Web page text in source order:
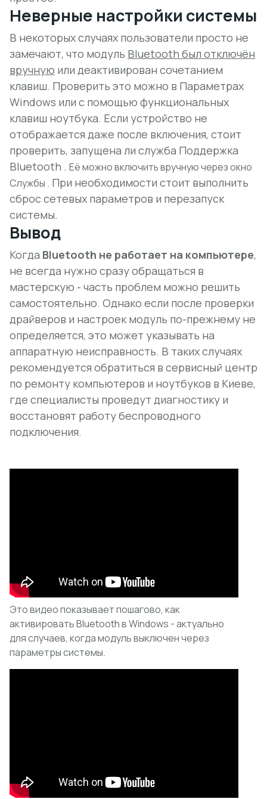
Неверные настройки системы
В некоторых случаях пользователи просто не
замечают, что модуль Bluetooth был отключён
вручную или деактивирован сочетанием
клавиш. Проверить это можно в Параметрах
Windows или с помощью функциональных
клавиш ноутбука. Если устройство не
отображается даже после включения, стоит
проверить, запущена ли служба Поддержка
Bluetooth . Её можно включить вручную через окно
Службы . При необходимости стоит выполнить
сброс сетевых параметров и перезапуск
системы.
Вывод
Когда Bluetooth не работает на компьютере,
не всегда нужно сразу обращаться в
мастерскую - часть проблем можно решить
самостоятельно. Однако если после проверки
драйверов и настроек модуль по-прежнему не
определяется, это может указывать на
аппаратную неисправность. В таких случаях
рекомендуется обратиться в сервисный центр
по ремонту компьютеров и ноутбуков в Киеве,
где специалисты проведут диагностику и
восстановят работу беспроводного
подключения.
Это видео показывает пошагово, как
активировать Bluetooth в Windows - актуально
для случаев, когда модуль выключен через
параметры системы.